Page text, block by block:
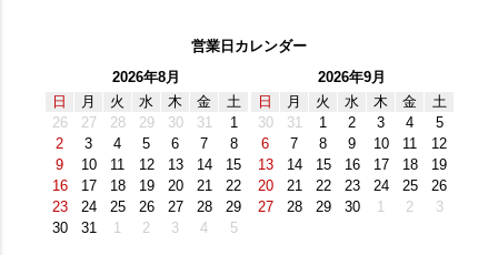
営業日カレンダー
2026年8月
日
月 火 水 木 金
土
26
27 28 29 30 31
1
2
3 4 5 6 7
8
9
10 11 12 13 14
15
16
17 18 19 20 21
22
23
24 25 26 27 28
29
30
31 1 2 3 4 5
2026年9月
日
月 火 水 木 金
土
30
31 1 2 3 4
5
6
7 8 9 10 11
12
13
14 15 16 17 18
19
20
21 22 23 24 25
26
27
28 29 30 1 2 3